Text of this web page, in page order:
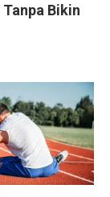
Bikin